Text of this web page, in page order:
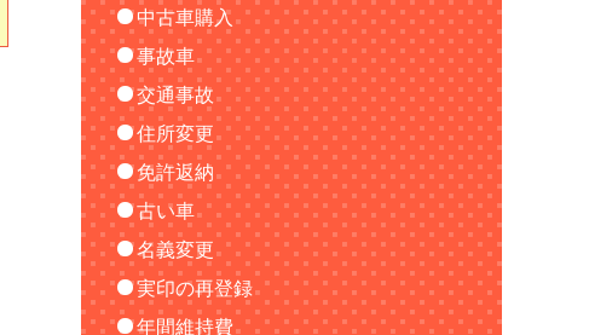
中古車購入
事故車
交通事故
住所変更
免許返納
古い車
名義変更
実印の再登録
年間維持費